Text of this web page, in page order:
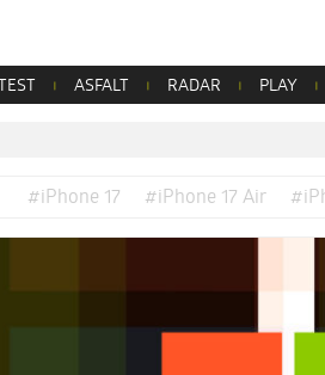
TEST ASFALT RADAR PLAY
#iPhone 17 #iPhone 17 Air